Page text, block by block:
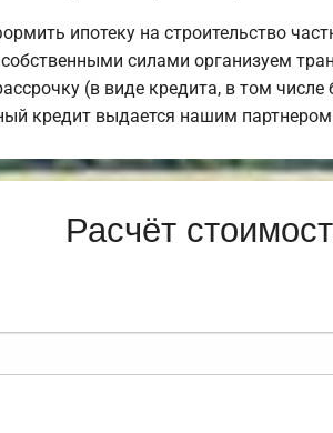
ипотеку на строительство
силами организуем
(в виде кредита, в том
кредит выдается нашим
Расчёт